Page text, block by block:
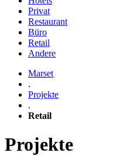
Privat
Restaurant
Büro
Retail
Andere
Marset
.
Projekte
.
Retail
Projekte